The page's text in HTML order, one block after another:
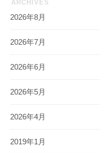
ARCHIVES
2026年8月
2026年7月
2026年6月
2026年5月
2026年4月
2019年1月